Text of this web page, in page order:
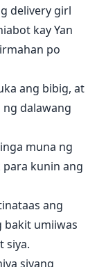
delivery girl
kay Yan
po
ang bibig, at
dalawang
muna ng
kunin ang
ang
bakit umiiwas
siya.
siyang